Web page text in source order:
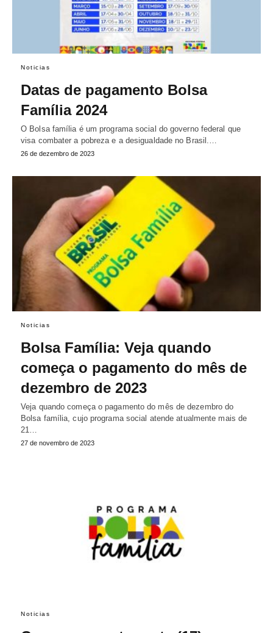
Noticias
Datas de pagamento Bolsa
Família 2024
O Bolsa família é um programa social do governo federal que
visa combater a pobreza e a desigualdade no Brasil.…
26 de dezembro de 2023
Noticias
Bolsa Família: Veja quando
começa o pagamento do mês de
dezembro de 2023
Veja quando começa o pagamento do mês de dezembro do
Bolsa família, cujo programa social atende atualmente mais de
21…
27 de novembro de 2023
Noticias